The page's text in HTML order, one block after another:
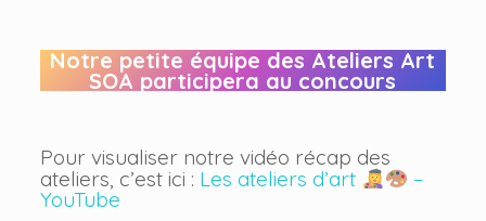
Notre petite équipe des Ateliers Art
SOA participera au concours
Pour visualiser notre vidéo récap des
ateliers, c’est ici : Les ateliers d’art –
YouTube